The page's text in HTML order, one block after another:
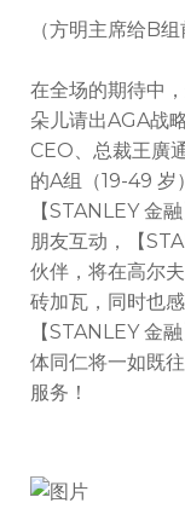
（方明主席给B组
在全场的期待中
朵儿请出AGA战
CEO、总裁王廣
的A组（19-49 岁
【STANLEY 金
朋友互动，
【
伙伴，将在高尔
砖加瓦，同时也
【STANLEY 金
体同仁将一如既
服务！